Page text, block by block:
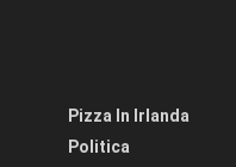
Pizza In Irlanda
Politica